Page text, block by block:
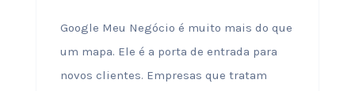
Google Meu Negócio é muito mais do que
um mapa. Ele é a porta de entrada para
novos clientes. Empresas que tratam